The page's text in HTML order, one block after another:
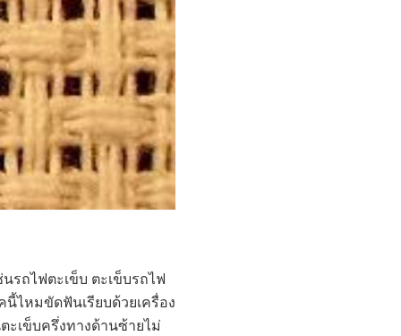
รถไฟตะเข็บ ตะเข็บรถไฟ
ไหมขัดฟันเรียบด้วยเครื่อง
ะเข็บครึ่งทางด้านซ้ายไม่